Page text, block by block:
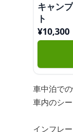
キャン
ト
¥10,300
車中泊で
車内のシ
インフレ